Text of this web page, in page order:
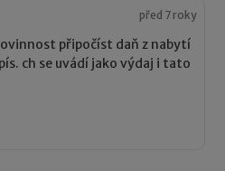
před 7 roky
připočíst daň z nabytí
ch se uvádí jako výdaj i tato